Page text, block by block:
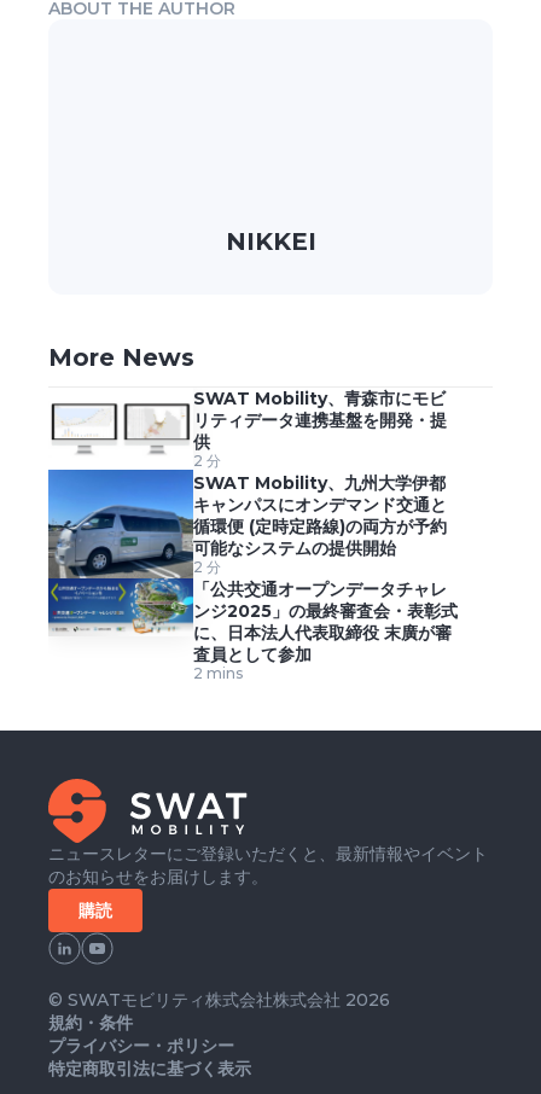
ABOUT THE AUTHOR
NIKKEI
More News
SWAT Mobility、青森市にモビ
リティデータ連携基盤を開発・提
供
2 分
SWAT Mobility、九州大学伊都
キャンパスにオンデマンド交通と
循環便 (定時定路線)の両方が予約
可能なシステムの提供開始
2 分
「公共交通オープンデータチャレ
ンジ2025」の最終審査会・表彰式
に、日本法人代表取締役 末廣が審
査員として参加
2 mins
ニュースレターにご登録いただくと、最新情報やイベント
のお知らせをお届けします。
購読
© SWATモビリティ株式会社株式会社 2026
規約・条件
プライバシー・ポリシー
特定商取引法に基づく表示